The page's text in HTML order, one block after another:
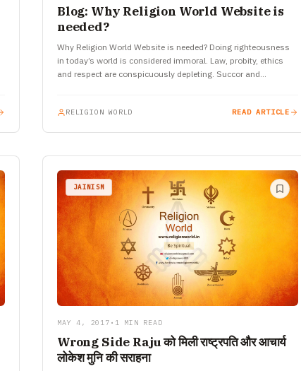
Blog: Why Religion World Website is
needed?
Why Religion World Website is needed? Doing righteousness
in today’s world is considered immoral. Law, probity, ethics
and respect are conspicuously depleting. Succor and
RELIGION WORLD READ ARTICLE
JAINISM
MAY 4, 2017 • 1 MIN READ
Wrong Side Raju को मिली राष्ट्रपति और आचार्य
लोकेश मुनि की सराहना